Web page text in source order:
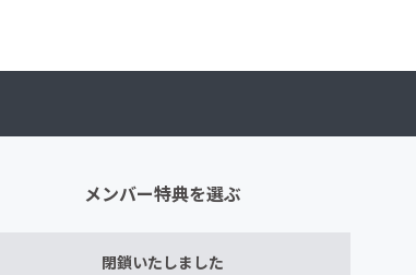
メンバー特典を選ぶ
閉鎖いたしました